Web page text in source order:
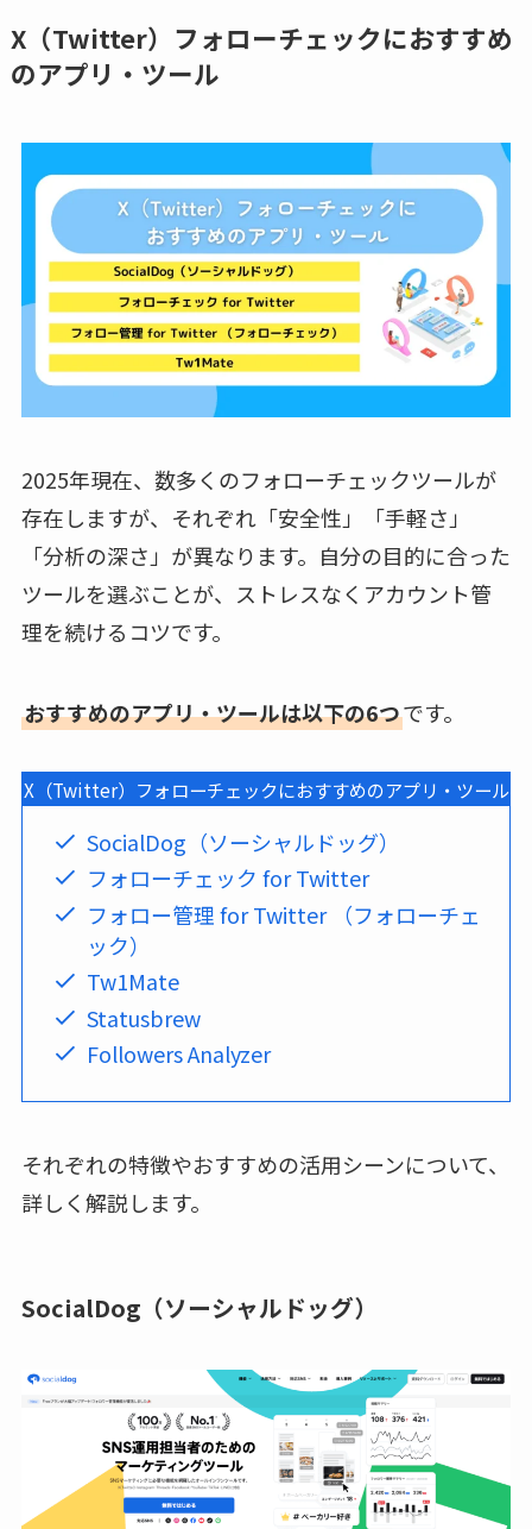
X（Twitter）フォローチェックにおすすめ
のアプリ・ツール
2025年現在、数多くのフォローチェックツールが
存在しますが、それぞれ「安全性」「手軽さ」
「分析の深さ」が異なります。自分の目的に合った
ツールを選ぶことが、ストレスなくアカウント管
理を続けるコツです。
おすすめのアプリ・ツールは以下の6つです。
X（Twitter）フォローチェックにおすすめのアプリ・ツール
SocialDog（ソーシャルドッグ）
フォローチェック for Twitter
フォロー管理 for Twitter （フォローチェ
ック）
Tw1Mate
Statusbrew
Followers Analyzer
それぞれの特徴やおすすめの活用シーンについて、
詳しく解説します。
SocialDog（ソーシャルドッグ）